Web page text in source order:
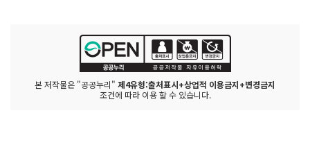
본 저작물은 "공공누리" 제4유형:출처표시+상업적 이용금지+변경금지
조건에 따라 이용 할 수 있습니다.